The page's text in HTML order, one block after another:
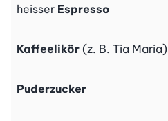
heisser Espresso
Kaffeelikör (z. B. Tia Maria)
Puderzucker